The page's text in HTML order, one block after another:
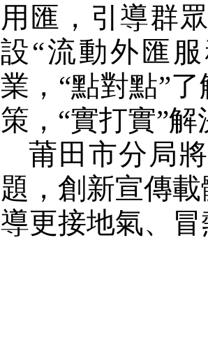
用匯，引導群
設“流動外匯
業，“點對點”
策，“實打實”
莆田市分局
題，創新宣傳
導更接地氣、